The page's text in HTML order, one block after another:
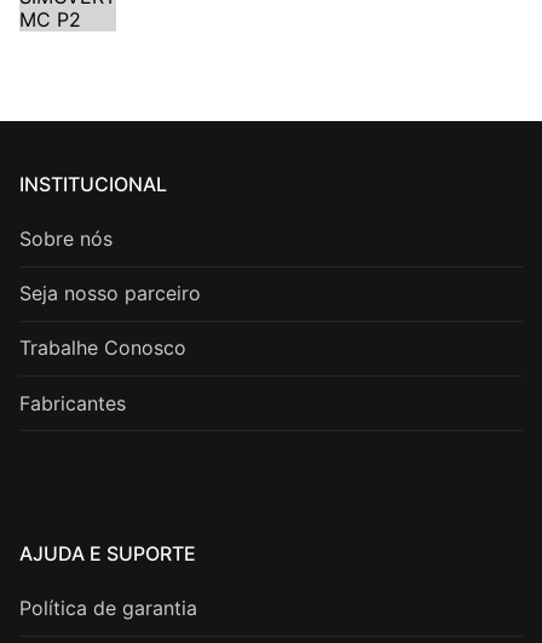
INSTITUCIONAL
Sobre nós
Seja nosso parceiro
Trabalhe Conosco
Fabricantes
AJUDA E SUPORTE
Política de garantia